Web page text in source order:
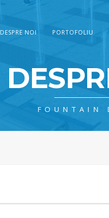
DESPRE NOI PORTOFOLIU
FOUNTAIN